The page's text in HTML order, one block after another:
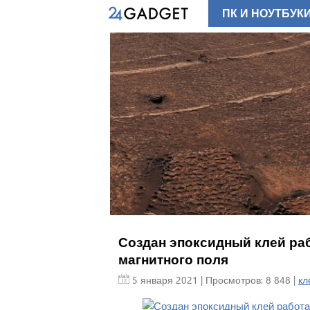
Создан эпоксидный клей
магнитного поля
5 января 2021 | Просмотров: 8 848 |
ПК И НОУТБУКИ